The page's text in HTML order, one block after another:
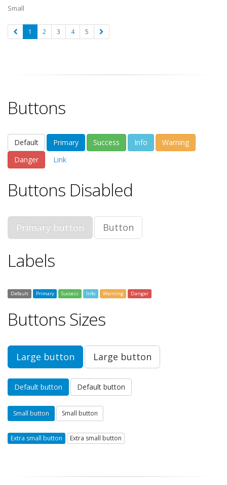
Small
1 2 3 4 5
Buttons
Default Primary Success Info
Warning
Danger
Link
Buttons Disabled
Primary button Button
Labels
Default Primary Success Info Warning Danger
Buttons Sizes
Large button Large button
Default button Default button
Small button Small button
Extra small button Extra small button